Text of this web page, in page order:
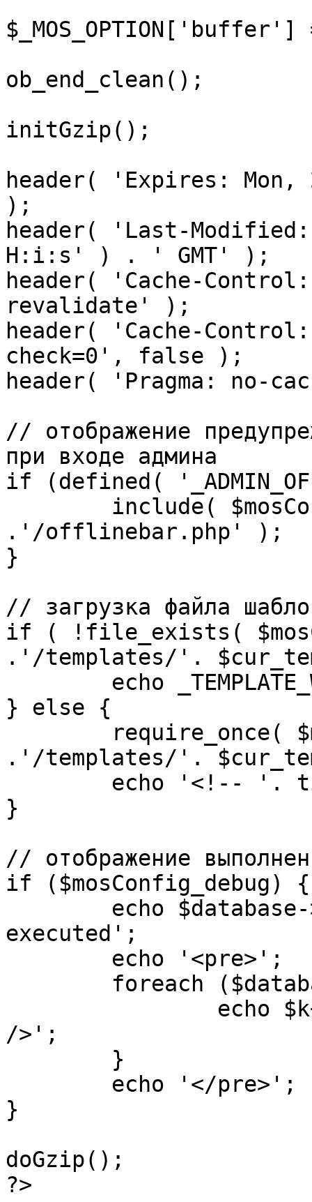
ob_end_clean();
initGzip();
header( 'Expires: Mon,
);
header( 'Last-
H:i:s' ) . ' GMT' );
header( 'Cache-
revalidate' );
header( 'Cache-
check=0', false );
header( 'Pragma: no-
// отображение
при входе админа
if (defined(
.'/offlinebar.php' );
}
// загрузка файла
if ( !file_exists(
.'/templates/'.
} else {
.'/templates/'.
}
// отображение
if ($mosConfig_debug) {
executed';
/>';
}
doGzip();
?>